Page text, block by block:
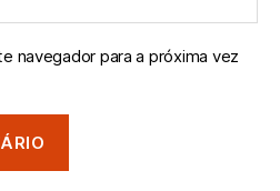
navegador para a próxima vez